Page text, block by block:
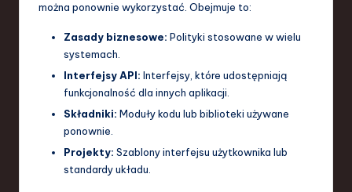
można ponownie wykorzystać. Obejmuje to:
Zasady biznesowe: Polityki stosowane w wielu
systemach.
Interfejsy API: Interfejsy, które udostępniają
funkcjonalność dla innych aplikacji.
Składniki: Moduły kodu lub biblioteki używane
ponownie.
Projekty: Szablony interfejsu użytkownika lub
standardy układu.